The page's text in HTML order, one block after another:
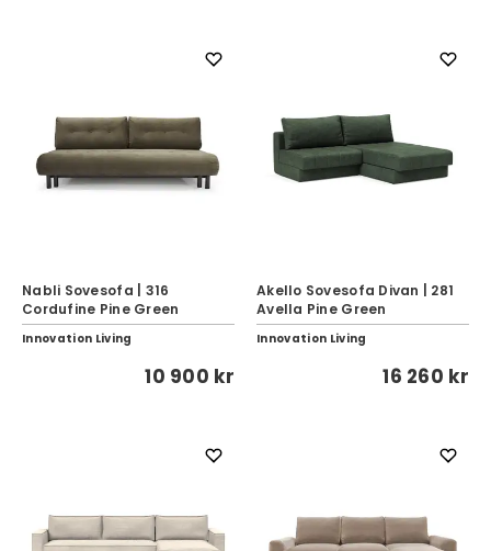
Nabli Sovesofa | 316
Cordufine Pine Green
Innovation Living
10 900 kr
Akello Sovesofa Divan | 281
Avella Pine Green
Innovation Living
16 260 kr